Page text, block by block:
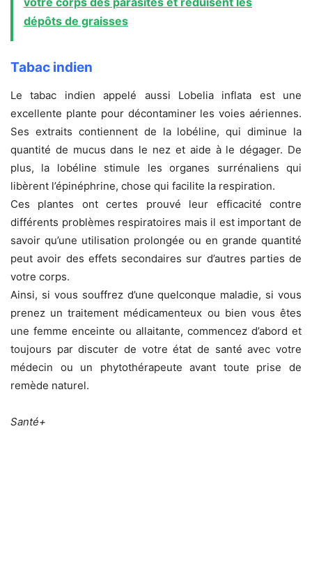
dépôts de graisses
Tabac indien
Le tabac indien appelé aussi Lobelia inflata est une
excellente plante pour décontaminer les voies aériennes.
Ses extraits contiennent de la lobéline, qui diminue la
quantité de mucus dans le nez et aide à le dégager. De
plus, la lobéline stimule les organes surrénaliens qui
libèrent l’épinéphrine, chose qui facilite la respiration.
Ces plantes ont certes prouvé leur efficacité contre
différents problèmes respiratoires mais il est important de
savoir qu’une utilisation prolongée ou en grande quantité
peut avoir des effets secondaires sur d’autres parties de
votre corps.
Ainsi, si vous souffrez d’une quelconque maladie, si vous
prenez un traitement médicamenteux ou bien vous êtes
une femme enceinte ou allaitante, commencez d’abord et
toujours par discuter de votre état de santé avec votre
médecin ou un phytothérapeute avant toute prise de
remède naturel.
Santé+